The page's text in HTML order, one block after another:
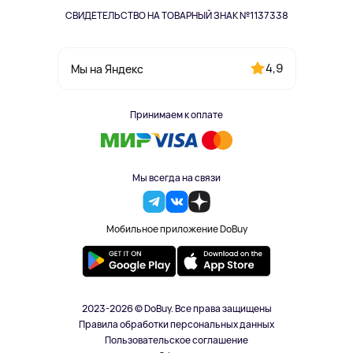
СВИДЕТЕЛЬСТВО НА ТОВАРНЫЙ ЗНАК №1137338
Мы на Яндекс 4,9
Принимаем к оплате
Мы всегда на связи
Мобильное приложение DoBuy
2023-2026 © DoBuy. Все права защищены
Правила обработки персональных данных
Пользовательское соглашение